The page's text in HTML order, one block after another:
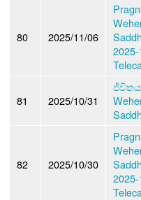
80 2025/11/06
81 2025/10/31
82 2025/10/30